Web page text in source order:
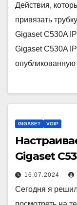
Действия,
привязать
Gigaset C530A
Gigaset C530A
GIGASET VOIP
Gigaset
16.07.2024
Сегодня я